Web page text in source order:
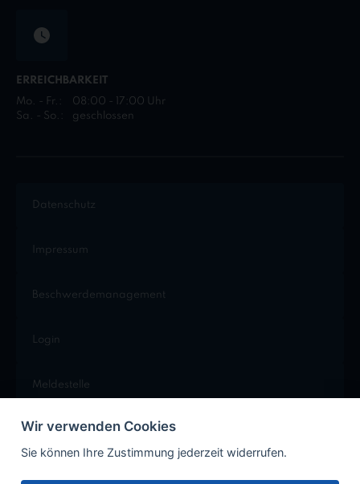
ERREICHBARKEIT
Mo. - Fr.:
08:00 - 17:00 Uhr
Sa. - So.:
geschlossen
Datenschutz
Impressum
Beschwerdemanagement
Login
Meldestelle
Cookie Einstellungen
Wir verwenden Cookies
Sie können Ihre Zustimmung jederzeit widerrufen.